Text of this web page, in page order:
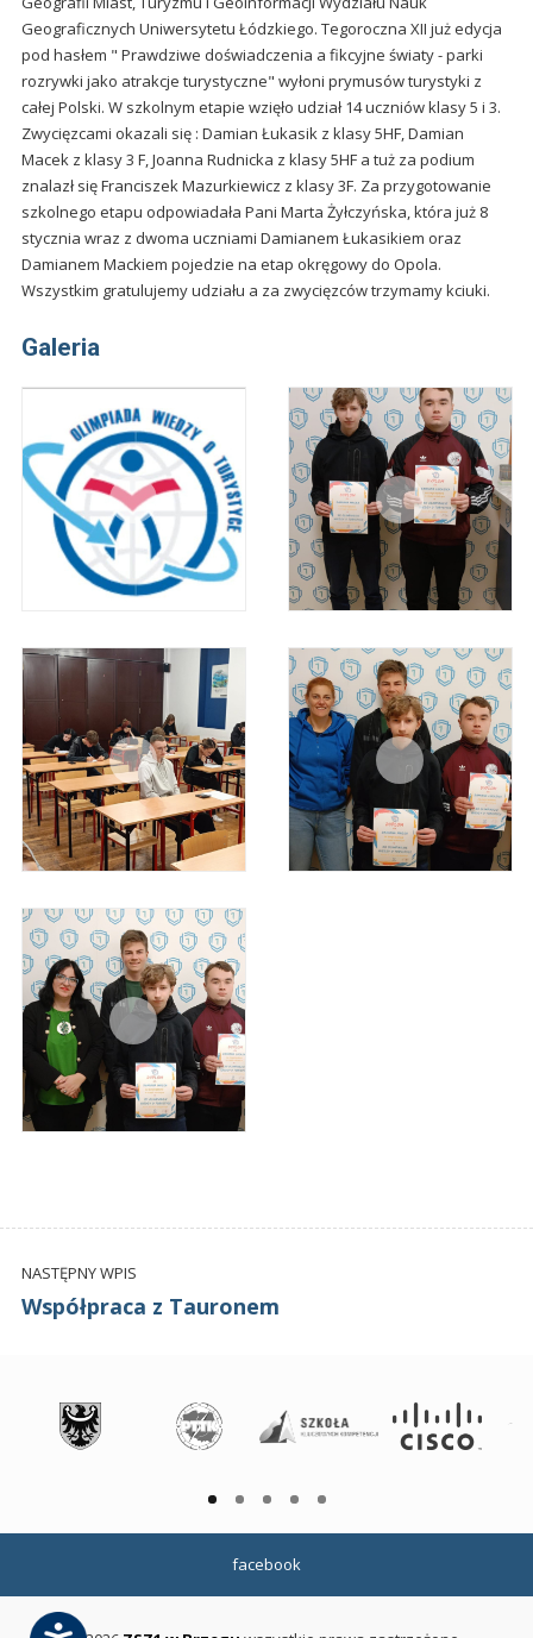
Geograficznych Uniwersytetu Łódzkiego. Tegoroczna XII już edycja
pod hasłem " Prawdziwe doświadczenia a fikcyjne światy - parki
rozrywki jako atrakcje turystyczne" wyłoni prymusów turystyki z
całej Polski. W szkolnym etapie wzięło udział 14 uczniów klasy 5 i 3.
Zwycięzcami okazali się : Damian Łukasik z klasy 5HF, Damian
Macek z klasy 3 F, Joanna Rudnicka z klasy 5HF a tuż za podium
znalazł się Franciszek Mazurkiewicz z klasy 3F. Za przygotowanie
szkolnego etapu odpowiadała Pani Marta Żyłczyńska, która już 8
stycznia wraz z dwoma uczniami Damianem Łukasikiem oraz
Damianem Mackiem pojedzie na etap okręgowy do Opola.
Wszystkim gratulujemy udziału a za zwycięzców trzymamy kciuki.
Galeria
NASTĘPNY WPIS
Współpraca z Tauronem
facebook